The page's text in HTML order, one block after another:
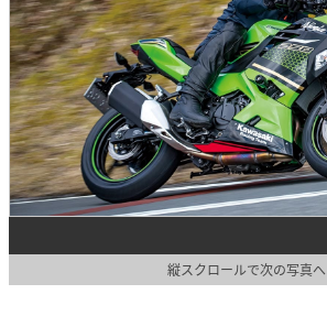
縦スクロールで次の写真へ